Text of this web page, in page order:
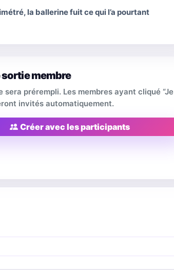
la ballerine fuit ce qui l’a pourtant
sortie membre
sera prérempli. Les membres ayant cliqué “Je
invités automatiquement.
Créer avec les participants